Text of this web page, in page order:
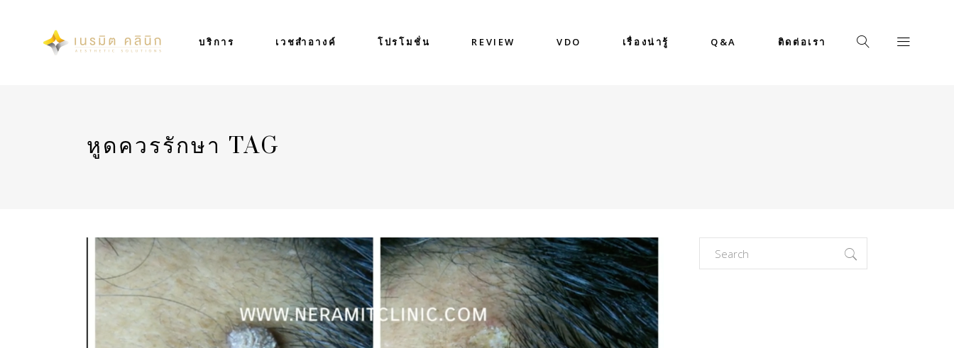
บริการ เวชสำอางค์ โปรโมชั่น REVIEW VDO เรื่องน่ารู้ Q&A ติดต่อเรา
หูดควรรักษา TAG
Search
for: